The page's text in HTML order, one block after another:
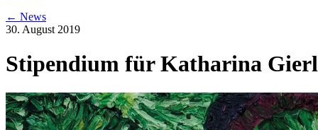
← News
30. August 2019
Stipendium für Katharina